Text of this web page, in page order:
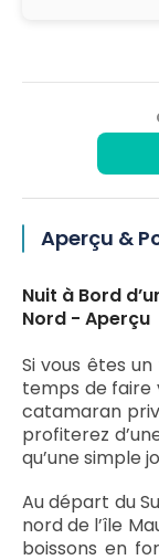
Aperçu &
Nuit à Bord
Nord - Aperçu
Si vous êtes
temps de faire
catamaran
profiterez
qu’une simple
Au départ du
nord de l’île
boissons en